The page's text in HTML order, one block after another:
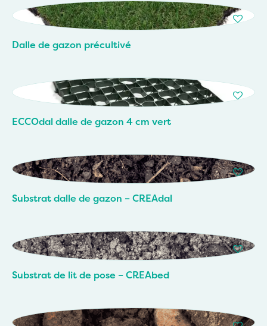
Dalle de gazon précultivé
ECCOdal dalle de gazon 4 cm vert
Substrat dalle de gazon – CREAdal
Substrat de lit de pose – CREAbed